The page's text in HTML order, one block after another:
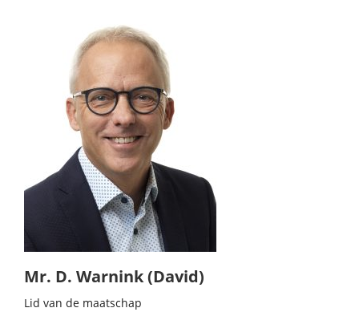
Mr. D. Warnink (David)
Lid van de maatschap